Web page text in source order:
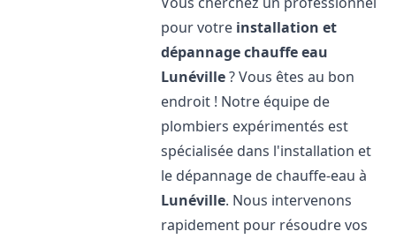
pour votre installation et
dépannage chauffe eau
Lunéville? Vous êtes au bon
endroit ! Notre équipe de
plombiers expérimentés est
spécialisée dans l'installation et
le dépannage de chauffe-eau à
Lunéville. Nous intervenons
rapidement pour résoudre vos